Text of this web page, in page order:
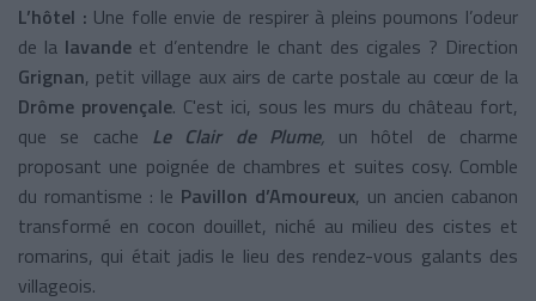
L’hôtel : Une folle envie de respirer à pleins poumons l’odeur
de la lavande et d’entendre le chant des cigales ? Direction
Grignan, petit village aux airs de carte postale au cœur de la
Drôme provençale. C'est ici, sous les murs du château fort,
que se cache Le Clair de Plume, un hôtel de charme
proposant une poignée de chambres et suites cosy. Comble
du romantisme : le Pavillon d’Amoureux, un ancien cabanon
transformé en cocon douillet, niché au milieu des cistes et
romarins, qui était jadis le lieu des rendez-vous galants des
villageois.